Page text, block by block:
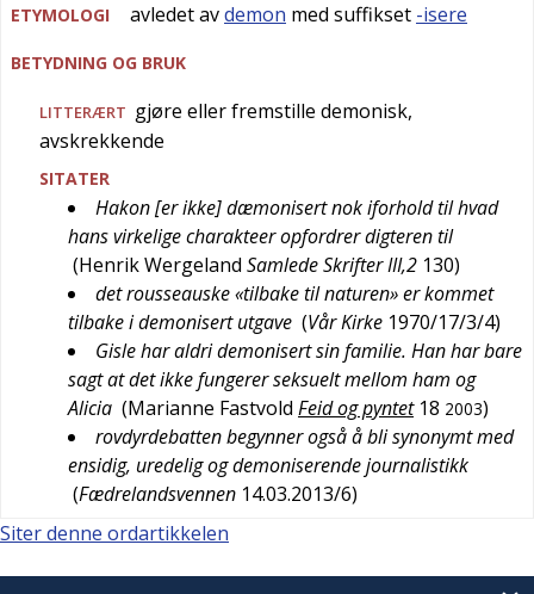
ETYMOLOGI avledet avdemon med suffikset -isere
BETYDNING OG BRUK
LITTERÆRT gjøre eller fremstille demonisk,
avskrekkende
SITATER
Hakon [er ikke] dæmonisert nok iforhold til hvad
hans virkelige charakteer opfordrer digteren til
(Henrik Wergeland Samlede Skrifter III,2 130)
det rousseauske «tilbake til naturen» er kommet
tilbake i demonisert utgave (Vår Kirke 1970/17/3/4)
Gisle har aldri demonisert sin familie. Han har bare
sagt at det ikke fungerer seksuelt mellom ham og
Alicia (Marianne Fastvold Feid og pyntet 18 2003)
rovdyrdebatten begynner også å bli synonymt med
ensidig, uredelig og demoniserende journalistikk
(Fædrelandsvennen 14.03.2013/6)
Siter denne ordartikkelen